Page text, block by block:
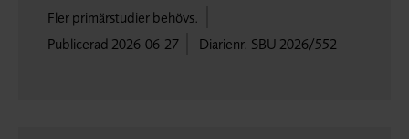
Fler primärstudier behövs.
Publicerad 2026-06-27
Diarienr. SBU 2026/552